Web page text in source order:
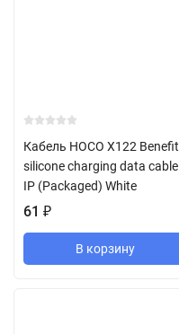
Кабель HOCO X122 Benefit
silicone charging data cable
IP (Packaged) White
61 ₽
В корзину